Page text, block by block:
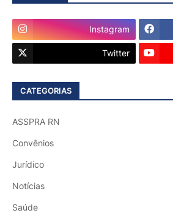
Instagram
Twitter
CATEGORIAS
ASSPRA RN
Convênios
Jurídico
Notícias
Saúde